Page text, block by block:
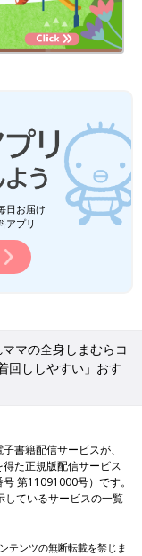
日お届け
アプリ
マの全身しまむらコ
回ししやすい」おす
書籍配信サービスが、
た正規版配信サービス
第11091000号）です。
しているサービスの一覧
テンツの無断転載を禁じま